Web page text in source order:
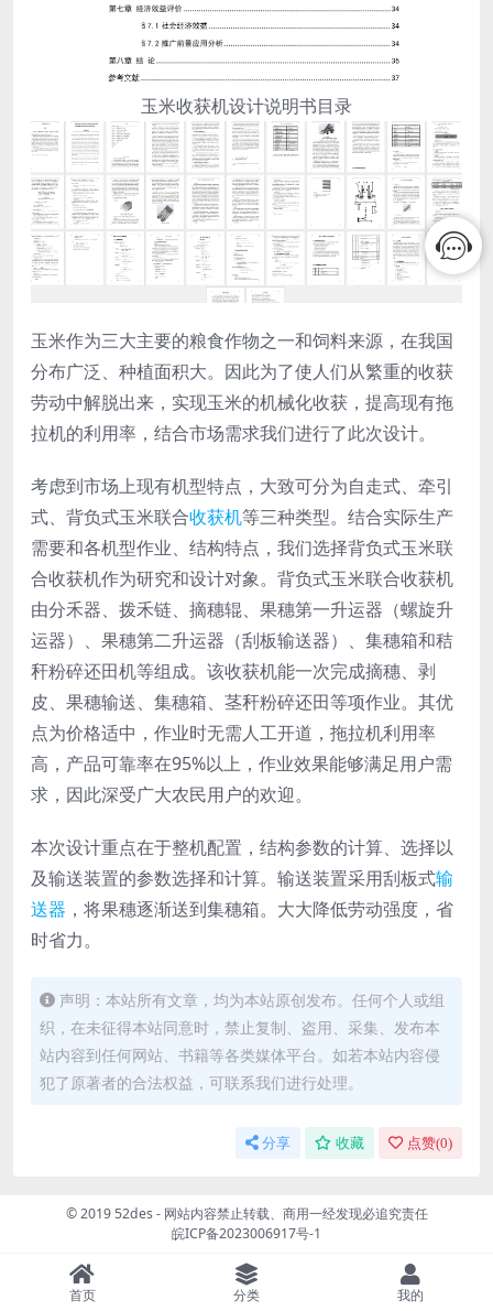
玉米收获机设计说明书目录
玉米作为三大主要的粮食作物之一和饲料来源，在我国
分布广泛、种植面积大。因此为了使人们从繁重的收获
劳动中解脱出来，实现玉米的机械化收获，提高现有拖
拉机的利用率，结合市场需求我们进行了此次设计。
考虑到市场上现有机型特点，大致可分为自走式、牵引
式、背负式玉米联合收获机等三种类型。结合实际生产
需要和各机型作业、结构特点，我们选择背负式玉米联
合收获机作为研究和设计对象。背负式玉米联合收获机
由分禾器、拨禾链、摘穗辊、果穗第一升运器（螺旋升
运器）、果穗第二升运器（刮板输送器）、集穗箱和秸
秆粉碎还田机等组成。该收获机能一次完成摘穗、剥
皮、果穗输送、集穗箱、茎秆粉碎还田等项作业。其优
点为价格适中，作业时无需人工开道，拖拉机利用率
高，产品可靠率在95%以上，作业效果能够满足用户需
求，因此深受广大农民用户的欢迎。
本次设计重点在于整机配置，结构参数的计算、选择以
及输送装置的参数选择和计算。输送装置采用刮板式输
送器 ，将果穗逐渐送到集穗箱。大大降低劳动强度，省
时省力。
声明：本站所有文章，均为本站原创发布。任何个人或组
织，在未征得本站同意时，禁止复制、盗用、采集、发布本
站内容到任何网站、书籍等各类媒体平台。如若本站内容侵
犯了原著者的合法权益，可联系我们进行处理。
分享 收藏 点赞(0)
© 2019 52des - 网站内容禁止转载、商用一经发现必追究责任
皖ICP备2023006917号-1
首页 分类 我的